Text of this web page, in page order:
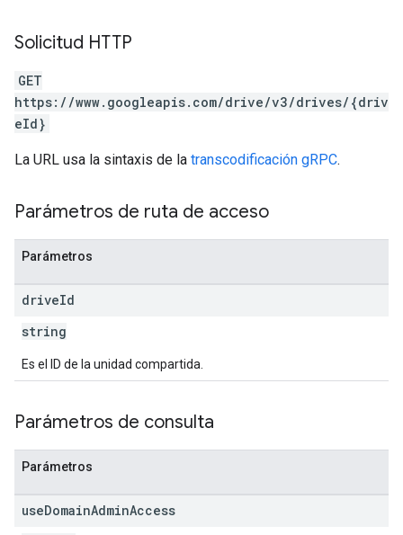
Solicitud HTTP
GET
https://www.googleapis.com/drive/v3/drives/{driv
eId}
La URL usa la sintaxis de la transcodificación gRPC.
Parámetros de ruta de acceso
Parámetros
driveId
string
Es el ID de la unidad compartida.
Parámetros de consulta
Parámetros
useDomainAdminAccess